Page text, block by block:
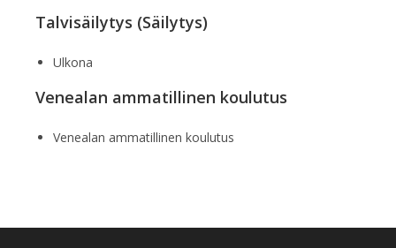
Talvisäilytys (Säilytys)
Ulkona
Venealan ammatillinen koulutus
Venealan ammatillinen koulutus